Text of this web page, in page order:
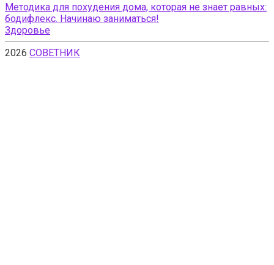
Методика для похудения дома, которая не знает равных:
бодифлекс. Начинаю заниматься!
Здоровье
2026 СОВЕТНИК